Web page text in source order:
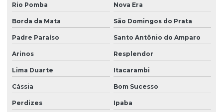
Rio Pomba Nova Era
Borda da Mata São Domingos do Prata
Padre Paraíso Santo Antônio do Amparo
Arinos Resplendor
Lima Duarte Itacarambi
Cássia Bom Sucesso
Perdizes Ipaba